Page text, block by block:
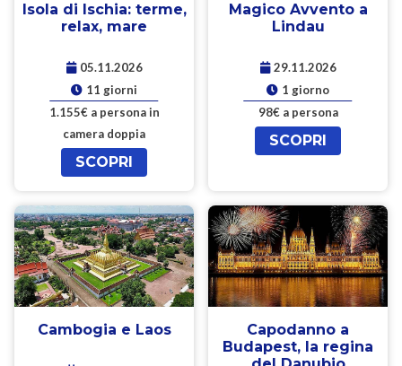
Isola di Ischia: terme,
relax, mare
05.11.2026
11 giorni
1.155€ a persona in
camera doppia
SCOPRI
Magico Avvento a
Lindau
29.11.2026
1 giorno
98€ a persona
SCOPRI
Cambogia e Laos
Capodanno a
Budapest, la regina